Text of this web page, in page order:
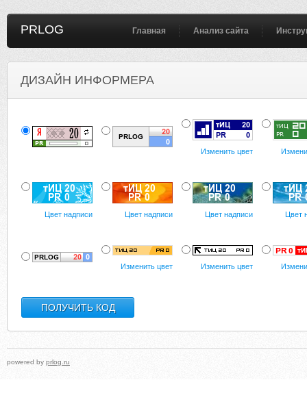
PRLOG Главная Анализ сайта
ДИЗАЙН ИНФОРМЕРА
Изменить цвет
Цвет надписи Цвет надписи Цвет надписи Цвет
Изменить цвет Изменить цвет
powered by prlog.ru